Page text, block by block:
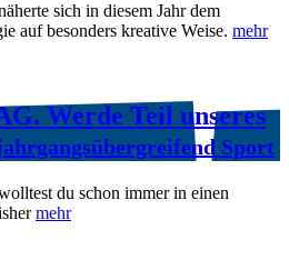
sich in diesem Jahr dem
auf besonders kreative Weise. mehr
Werde Teil unseres
Sport
du schon immer in einen
mehr